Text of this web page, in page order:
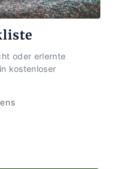
oder erlernte
kostenloser